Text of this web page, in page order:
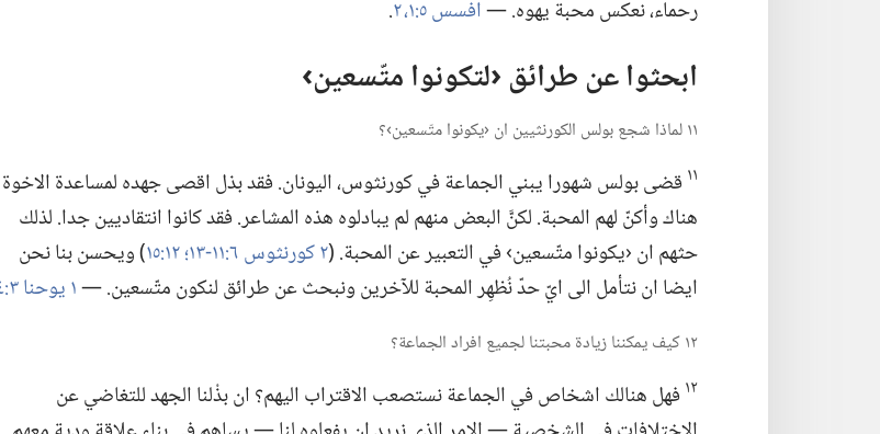
رحماء،‏ نعكس محبة يهوه.‏ —‏افسس ٥:‏​١،‏ ٢ ‏.‏
ابحثوا عن طرائق ‹لتكونوا متّسعين›‏
١١ لماذا شجع بولس الكورنثيين ان ‹يكونوا متّسعين›؟‏
١١ قضى بولس شهورا يبني الجماعة في كورنثوس،‏ اليونان.‏ فقد بذل اقصى جهده لمساعدة الاخوة
هناك وأكنّ لهم المحبة.‏ لكنَّ البعض منهم لم يبادلوه هذه المشاعر.‏ فقد كانوا انتقاديين جدا.‏ لذلك
حثهم ان ‹يكونوا متّسعين› في التعبير عن المحبة.‏ (‏٢ كورنثوس ٦:‏​١١-‏١٣؛‏
‏)‏ ويحسن بنا نحن
ايضا ان نتأمل الى ايّ حدّ نُظهِر المحبة للآخرين ونبحث عن طرائق لنكون متّسعين.‏ —‏١ يوحنا ٣:‏١٤
١٢ كيف يمكننا زيادة محبتنا لجميع افراد الجماعة؟‏
١٢ فهل هنالك اشخاص في الجماعة نستصعب الاقتراب اليهم؟‏ ان بذْلنا الجهد للتغاضي عن